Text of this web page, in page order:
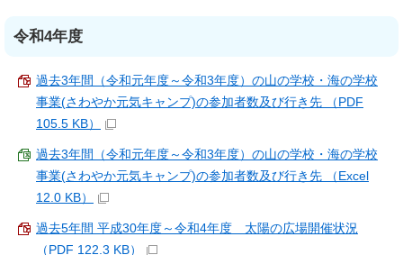
令和4年度
過去3年間（令和元年度～令和3年度）の山の学校・海の学校
事業(さわやか元気キャンプ)の参加者数及び行き先 （PDF
105.5 KB）
過去3年間（令和元年度～令和3年度）の山の学校・海の学校
事業(さわやか元気キャンプ)の参加者数及び行き先 （Excel
12.0 KB）
過去5年間 平成30年度～令和4年度 太陽の広場開催状況
（PDF 122.3 KB）